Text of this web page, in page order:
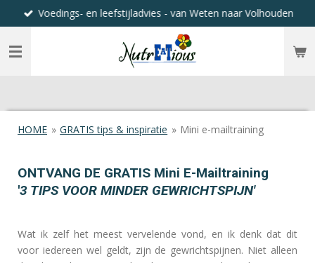
direct
naar
hoofdinhoud
Voedings- en leefstijladvies - van Weten naar Volhouden
HOME » GRATIS tips & inspiratie » Mini e-mailtraining
ONTVANG DE GRATIS Mini E-Mailtraining
'3 TIPS VOOR MINDER GEWRICHTSPIJN'
Wat ik zelf het meest vervelende vond, en ik denk dat dit
voor iedereen wel geldt, zijn de gewrichtspijnen. Niet alleen